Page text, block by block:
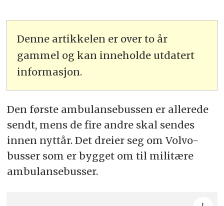
Denne artikkelen er over to år
gammel og kan inneholde utdatert
informasjon.
Den første ambulansebussen er allerede
sendt, mens de fire andre skal sendes
innen nyttår. Det dreier seg om Volvo-
busser som er bygget om til militære
ambulansebusser.